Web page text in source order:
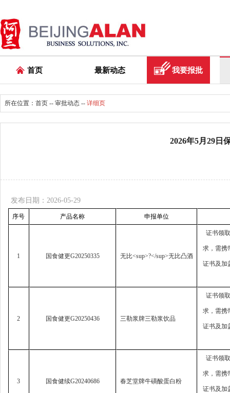
首页 最新动态 我要报批
所在位置： 首页 -- 审批动态 -- 详细页
2026年5月29日
发布日期：2026-05-29
序号 产品名称 申报单位
1 国食健更G20250335 无比<sup>?</sup>无比凸酒
证书领
求， 需携
证书及加
2 国食健更G20250436 三勒浆牌三勒浆饮品
证书领
求， 需携
证书及加
3 国食健续G20240686 春芝堂牌牛磺酸蛋白粉
证书领
求， 需携
证书及加